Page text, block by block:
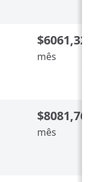
mês
mês